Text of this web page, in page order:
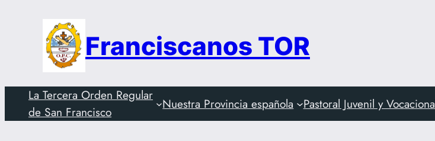
contenido
Franciscanos TOR
La Tercera Orden Regular
de San Francisco
Nuestra Provincia española Pastoral Juvenil y